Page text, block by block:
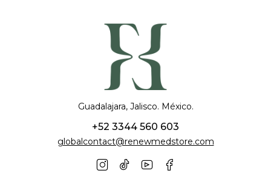
Guadalajara, Jalisco. México.
+52 3344 560 603
globalcontact@renewmedstore.com